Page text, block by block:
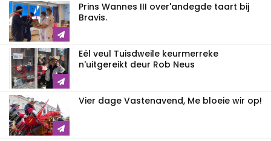
Prins Wannes III over'andegde taart bij
Bravis.
Eél veul Tuisdweile keurmerreke
n'uitgereikt deur Rob Neus
Vier dage Vastenavend, Me bloeie wir op!